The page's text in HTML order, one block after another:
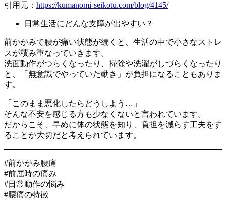
引用元： https://kumanomi-seikotu.com/blog/4145/
日常生活にどんな支障が出やすい？
前かがみで腰が痛い状態が続くと、生活の中で小さなストレ
スが積み重なっていきます。
洗面動作がつらくなったり、掃除や洗濯がしづらくなったり
と、「無意識でやっていた動き」が負担になることもありま
す。
「このまま悪化したらどうしよう…」
そんな不安を感じる方も少なくないと言われています。
だからこそ、早めに体の状態を知り、負担を減らす工夫をす
ることが大切だと考えられています。
#前かがみ腰痛
#前屈時の痛み
#日常動作の悩み
#腰痛の特徴